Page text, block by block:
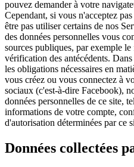
pouvez demander à votre
Cependant, si vous n'acceptez
être pas utiliser certains de nos
des données personnelles vous
sources publiques, par exemple
vérification des antécédents.
les obligations nécessaires en
vous créez ou vous connectez à
sociaux (c'est-à-dire Facebook),
données personnelles de ce site,
informations de votre compte,
d'autorisation déterminées par ce
Données collectées